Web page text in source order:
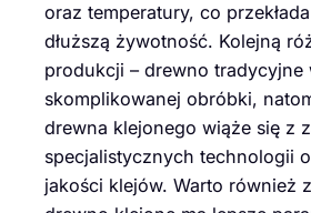
oraz temperatury, co
dłuższą żywotność. Kolejną
produkcji – drewno tradycyjne
skomplikowanej obróbki,
drewna klejonego wiąże się z
specjalistycznych technologii
jakości klejów. Warto również